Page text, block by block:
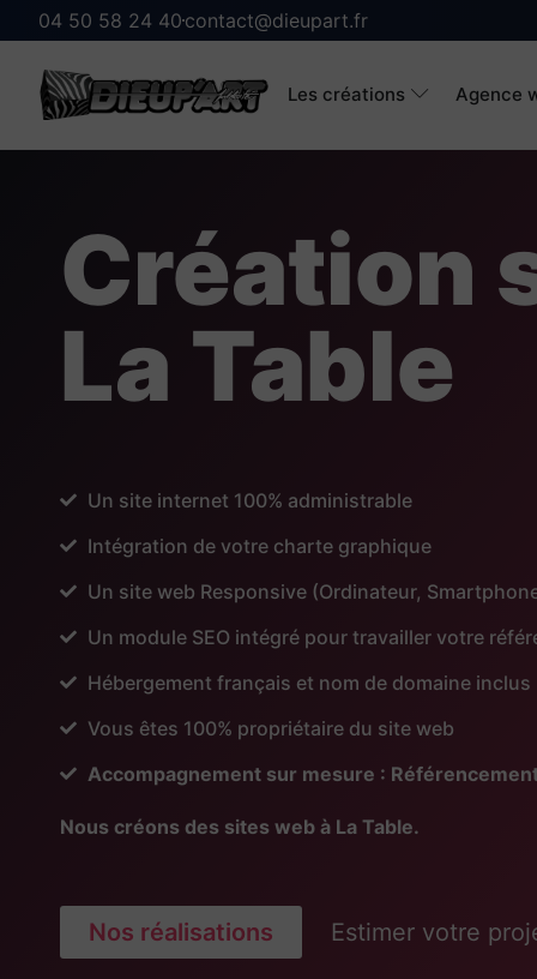
04 50 58 24 40 contact@dieupart.fr
Les créations Agence
Création
La Table
Un site internet 100% administrable
Intégration de votre charte graphique
Un site web Responsive (Ordinateur,
Un module SEO intégré pour travailler votre
Hébergement français et nom de domaine inclus
Vous êtes 100% propriétaire du site web
Accompagnement sur mesure :
Nous créons des sites web à La Table.
Nos réalisations Estimer votre